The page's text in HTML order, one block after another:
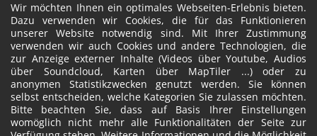
Wir möchten Ihnen ein optimales Webseiten-Erlebnis bieten.
Dazu verwenden wir Cookies, die für das Funktionieren
unserer Website notwendig sind. Mit Ihrer Zustimmung
verwenden wir auch Cookies und andere Technologien, die
zur Anzeige externer Inhalte (Videos über Youtube, Audios
über Soundcloud, Karten über MapTiler ...) oder zu
anonymen Statistikzwecken genutzt werden. Sie können
selbst entscheiden, welche Kategorien Sie zulassen möchten.
Bitte beachten Sie, dass auf Basis Ihrer Einstellungen
womöglich nicht mehr alle Funktionalitäten der Seite zur